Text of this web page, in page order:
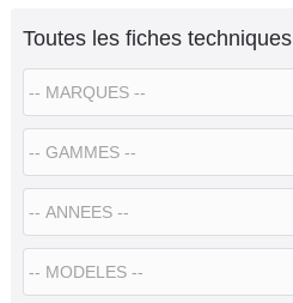
Toutes les fiches techniques